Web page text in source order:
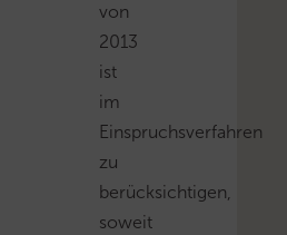
von
2013
ist
im
Einspruchsverfahren
zu
berücksichtigen,
soweit